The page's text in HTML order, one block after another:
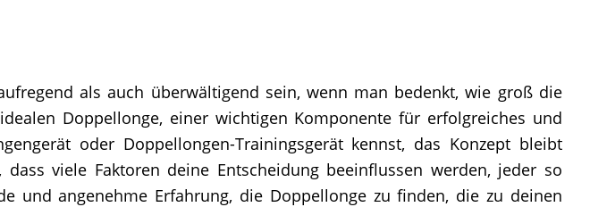
als auch überwältigend sein, wenn man bedenkt, wie groß die
Doppellonge, einer wichtigen Komponente für erfolgreiches und
oder Doppellongen-Trainingsgerät kennst, das Konzept bleibt
viele Faktoren deine Entscheidung beeinflussen werden, jeder so
angenehme Erfahrung, die Doppellonge zu finden, die zu deinen